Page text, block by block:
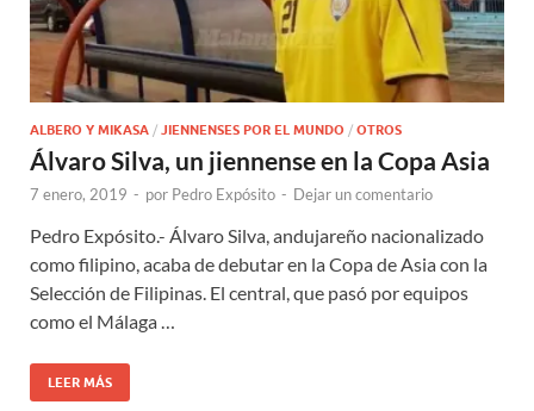
ALBERO Y MIKASA / JIENNENSES POR EL MUNDO / OTROS
Álvaro Silva, un jiennense en la Copa Asia
7 enero, 2019 - por Pedro Expósito - Dejar un comentario
Pedro Expósito.- Álvaro Silva, andujareño nacionalizado
como filipino, acaba de debutar en la Copa de Asia con la
Selección de Filipinas. El central, que pasó por equipos
como el Málaga …
LEER MÁS